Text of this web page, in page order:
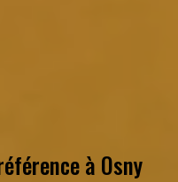
à Osny